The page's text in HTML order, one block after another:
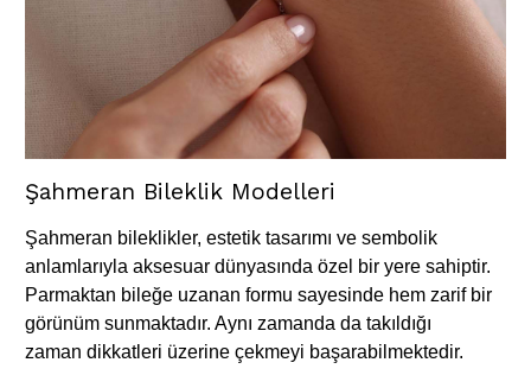
Şahmeran Bileklik Modelleri​
Şahmeran bileklikler, estetik tasarımı ve sembolik
anlamlarıyla aksesuar dünyasında özel bir yere sahiptir.
Parmaktan bileğe uzanan formu sayesinde hem zarif bir
görünüm sunmaktadır. Aynı zamanda da takıldığı
zaman dikkatleri üzerine çekmeyi başarabilmektedir.